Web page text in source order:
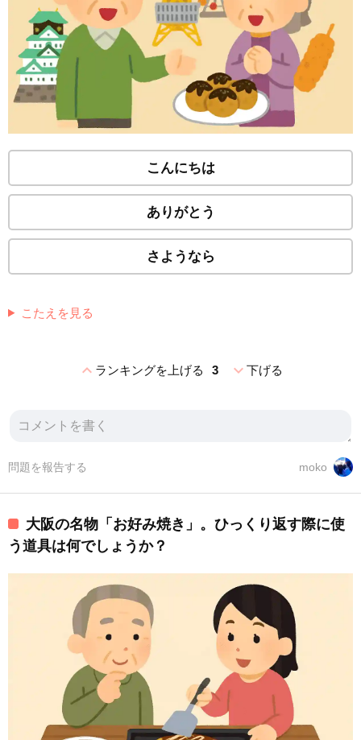
こんにちは
ありがとう
さようなら
こたえを見る
expand_lessランキングを上げる 3 expand_more下げる
moko
問題を報告する
大阪の名物「お好み焼き」。ひっくり返す際に使
う道具は何でしょうか？